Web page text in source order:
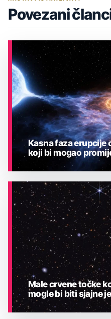
Povezani
ASTRONOMIJA
Kasna faza erupcije
koji bi mogao
Male crvene točke
mogle bi biti sjajne